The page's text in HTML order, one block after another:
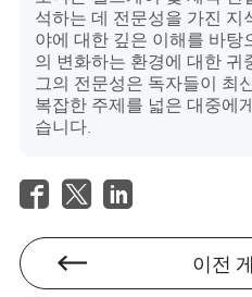
석하는 데 전문성을 가진 지
야에 대한 깊은 이해를 바탕
의 변화하는 환경에 대한
그의 전문성은 독자들이 최
복잡한 주제를 넓은 대중에
습니다.
이전